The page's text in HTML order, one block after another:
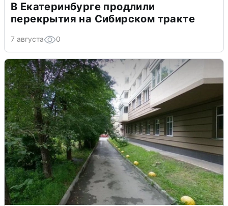
В Екатеринбурге продлили
перекрытия на Сибирском тракте
7 августа 0